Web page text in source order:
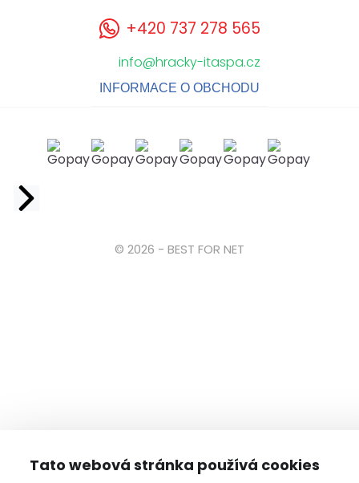
Tato webová stránka používá cookies
+420 737 278 565
info@hracky-itaspa.cz
INFORMACE O OBCHODU
© 2026 - BEST FOR NET